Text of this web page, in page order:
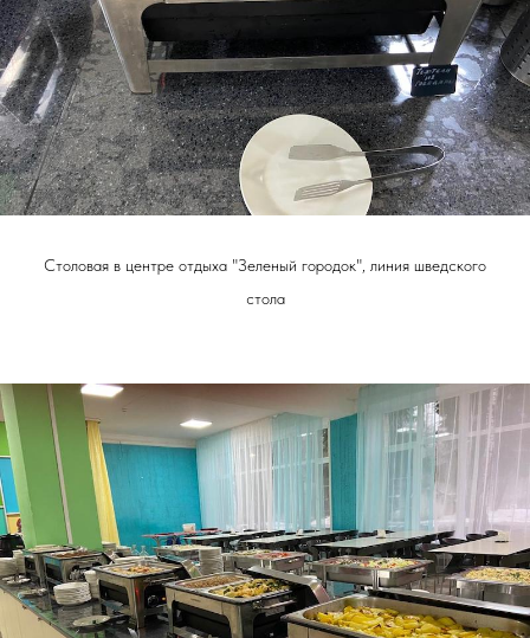
Столовая в центре отдыха "Зеленый городок", линия шведского
стола